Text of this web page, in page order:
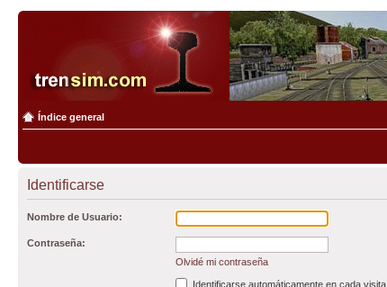
Índice general
Identificarse
Nombre de Usuario:
Contraseña:
Olvidé mi contraseña
Identificarse automáticamente en cada visita